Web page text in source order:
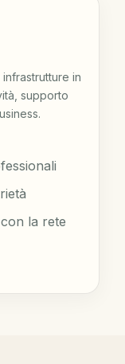
in
supporto
la rete